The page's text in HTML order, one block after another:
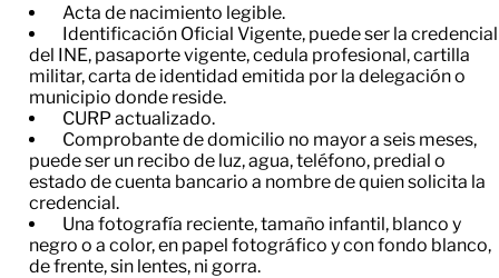
Acta de nacimiento legible.
Identificación Oficial Vigente, puede ser la credencial
del INE, pasaporte vigente, cedula profesional, cartilla
militar, carta de identidad emitida por la delegación o
municipio donde reside.
CURP actualizado.
Comprobante de domicilio no mayor a seis meses,
puede ser un recibo de luz, agua, teléfono, predial o
estado de cuenta bancario a nombre de quien solicita la
credencial.
Una fotografía reciente, tamaño infantil, blanco y
negro o a color, en papel fotográfico y con fondo blanco,
de frente, sin lentes, ni gorra.